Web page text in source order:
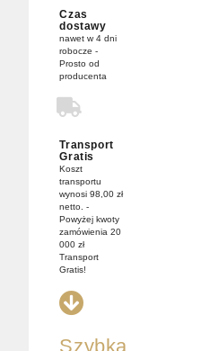
Czas
dostawy
nawet w 4 dni
robocze -
Prosto od
producenta
Transport
Gratis
Koszt
transportu
wynosi 98,00 zł
netto. -
Powyżej kwoty
zamówienia 20
000 zł
Transport
Gratis!
Szybka